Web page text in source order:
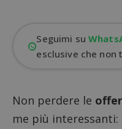
Seguimi su
esclusive che non
Non perdere le
me più interessanti: